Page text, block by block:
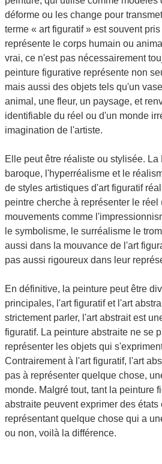
déforme ou les change pour
terme « art figuratif » est souvent
représente le corps humain ou
vrai, ce n'est pas nécessairement
peinture figurative représente non
mais aussi des objets tels qu'un
animal, une fleur, un paysage, et
identifiable du réel ou d'un monde
imagination de l'artiste.
Elle peut être réaliste ou stylisée.
baroque, l'hyperréalisme et le
de styles artistiques d'art figuratif
peintre cherche à représenter le réel
mouvements comme
le symbolisme, le surréalisme le
aussi dans la mouvance de l'art
pas aussi rigoureux dans leur
En définitive, la peinture peut être
principales, l'art figuratif et l'art
strictement parler, l'art abstrait est
figuratif. La peinture abstraite ne se
représenter les objets qui
Contrairement à l'art figuratif, l'art
pas à représenter quelque chose,
monde. Malgré tout, tant la peinture
abstraite peuvent exprimer des états
représentant quelque chose qui a
ou non, voilà la différence.